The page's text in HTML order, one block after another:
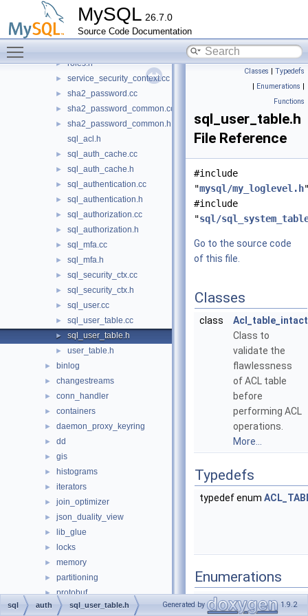
MySQL 26.7.0
Source Code Documentation
► role_tables.cc
► role_tables.h
► roles.h
► service_security_context.cc
► sha2_password.cc
► sha2_password_common.cc
►
sha2_password_common.h
sql_acl.h
► sql_auth_cache.cc
► sql_auth_cache.h
► sql_authentication.cc
► sql_authentication.h
► sql_authorization.cc
► sql_authorization.h
► sql_mfa.cc
► sql_mfa.h
► sql_security_ctx.cc
► sql_security_ctx.h
► sql_user.cc
► sql_user_table.cc
► sql_user_table.h
► user_table.h
► binlog
► changestreams
► conn_handler
► containers
► daemon_proxy_keyring
► dd
► gis
► histograms
► iterators
► join_optimizer
► json_duality_view
► lib_glue
► locks
► memory
► partitioning
► protobuf
► raii
Classes | Typedefs
| Enumerations |
Functions
sql_user_table.h
File Reference
#include
"mysql/my_loglevel.h
#include
"sql/
Go to the source code
of this file.
Classes
class
Acl_table_intact
Class to
validate the
flawlessness
of ACL table
before
performing ACL
operations.
More...
Typedefs
typedef enum
Enumerations
enum ACL_TABLES {
sql auth sql_user_table.h Generated by 1.9.2